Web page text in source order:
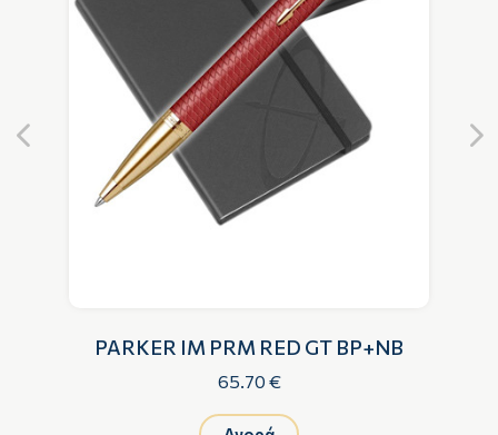
PARKER IM PRM RED GT BP+NB
65.70 €